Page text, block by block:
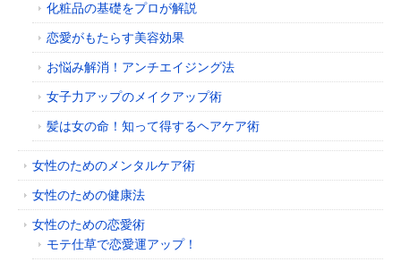
化粧品の基礎をプロが解説
恋愛がもたらす美容効果
お悩み解消！アンチエイジング法
女子力アップのメイクアップ術
髪は女の命！知って得するヘアケア術
女性のためのメンタルケア術
女性のための健康法
女性のための恋愛術
モテ仕草で恋愛運アップ！